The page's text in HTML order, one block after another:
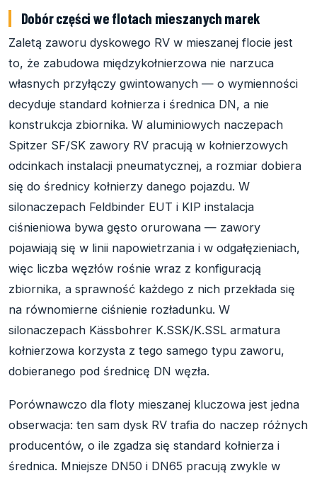
Dobór części we flotach mieszanych marek
Zaletą zaworu dyskowego RV w mieszanej flocie jest
to, że zabudowa międzykołnierzowa nie narzuca
własnych przyłączy gwintowanych — o wymienności
decyduje standard kołnierza i średnica DN, a nie
konstrukcja zbiornika. W aluminiowych naczepach
Spitzer SF/SK zawory RV pracują w kołnierzowych
odcinkach instalacji pneumatycznej, a rozmiar dobiera
się do średnicy kołnierzy danego pojazdu. W
silonaczepach Feldbinder EUT i KIP instalacja
ciśnieniowa bywa gęsto orurowana — zawory
pojawiają się w linii napowietrzania i w odgałęzieniach,
więc liczba węzłów rośnie wraz z konfiguracją
zbiornika, a sprawność każdego z nich przekłada się
na równomierne ciśnienie rozładunku. W
silonaczepach Kässbohrer K.SSK/K.SSL armatura
kołnierzowa korzysta z tego samego typu zaworu,
dobieranego pod średnicę DN węzła.
Porównawczo dla floty mieszanej kluczowa jest jedna
obserwacja: ten sam dysk RV trafia do naczep różnych
producentów, o ile zgadza się standard kołnierza i
średnica. Mniejsze DN50 i DN65 pracują zwykle w